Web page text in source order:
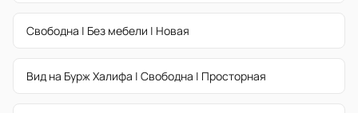
Свободна | Без мебели | Новая
Вид на Бурж Халифа | Свободна | Просторная